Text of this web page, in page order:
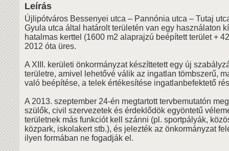
Leírás
Újlipótváros Bessenyei utca – Pannónia utca – Tutaj
Gyula utca által határolt területén van egy használaton
hatalmas kerttel (1600 m2 alaprajzú beépített terület +
2012 óta üres.
A XIII. kerületi önkormányzat készíttetett egy új
területre, amivel lehetővé válik az ingatlan tömbszerű,
való beépítése, a telek értékesítése ingatlanbefektető
A 2013. szeptember 24-én megtartott tervbemutatón
szülők, civil szervezetek és érdeklődök egyöntetű
területnek más funkciót kell szánni (pl. sportpályák,
közpark, iskolakert stb.), és jelezték az önkormányzat
ilyen formában ne fogadják el.